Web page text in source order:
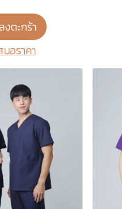
งตะกร้า
นอราคา